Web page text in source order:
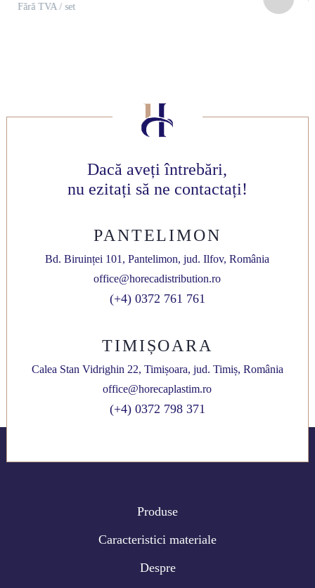
Fără TVA / set
Dacă aveți întrebări,
nu ezitați să ne contactați!
PANTELIMON
Bd. Biruinței 101, Pantelimon, jud. Ilfov, România
office@horecadistribution.ro
(+4) 0372 761 761
TIMIȘOARA
Calea Stan Vidrighin 22, Timișoara, jud. Timiș, România
office@horecaplastim.ro
(+4) 0372 798 371
Produse
Caracteristici materiale
Despre